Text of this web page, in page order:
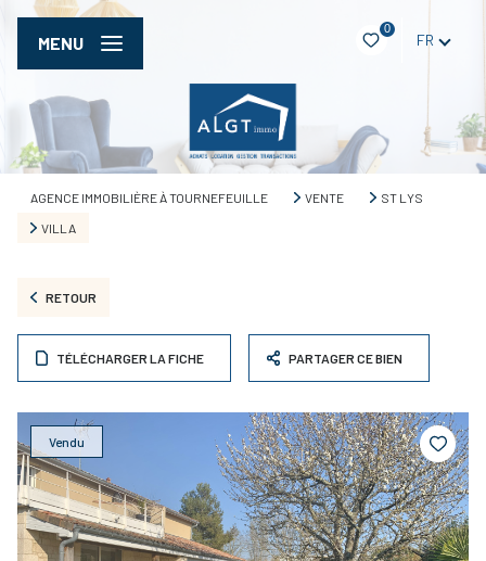
0
FR
MENU
AGENCE IMMOBILIÈRE À TOURNEFEUILLE VENTE
ST LYS
VILLA
RETOUR
TÉLÉCHARGER LA FICHE PARTAGER CE BIEN
Vendu